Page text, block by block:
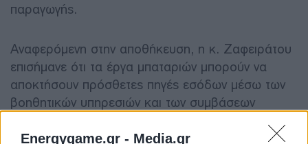
Energygame.gr - Media.gr
παραγωγής.
Αναφερόμενη στην αποθήκευση, η κ. Ζαφειράτου
επισήμανε ότι τα έργα μπαταριών μπορούν να
αποκτήσουν πρόσθετες πηγές εσόδων μέσω των
βοηθητικών υπηρεσιών και των συμβάσεων
Πολιτεία πρέπει να παρέχει σαφές και σταθερό